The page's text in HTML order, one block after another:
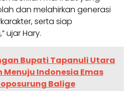
dan melahirkan generasi
serta siap
ujar Hary.
Bupati Tapanuli Utara
Indonesia Emas
Balige